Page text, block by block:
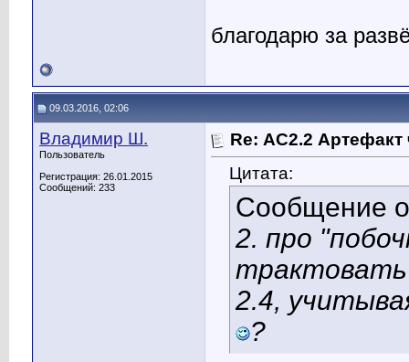
благодарю за
09.03.2016, 02:06
Владимир Ш.
Пользователь
Регистрация: 26.01.2015
Сообщений: 233
Re: АС2.2 Артефакт
Цитата:
Сообщение
2. про
трактовать
2.4,
?